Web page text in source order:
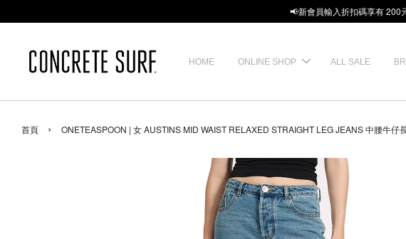
📢新會員輸入折扣碼享有 200
HOME ONLINE SHOP ALL SALE
首頁 › ONETEASPOON | 女 AUSTINS MID WAIST RELAXED STRAIGHT LEG JEANS 中腰牛仔